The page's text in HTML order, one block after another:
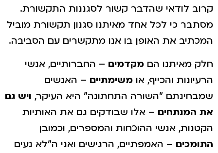
קרוב לודאי שהדבר קשור לסגננות התקשורת.
מסתבר כי לכל אחד מאיתנו סגנון תקשורת מוביל
המכתיב את האופן בו אנו מתקשרים עם הסביבה.
חלק מאיתנו הם מקדמים – החברותיים, אנשי
הרעיונות והכייף, או משימתיים – האנשים
שמבחינתם "השורה התחתונה" היא העיקר, ויש גם
את המנתחים – אלו שבודקים גם את האותיות
הקטנות, אנשי ההוכחות והמספרים, וכמובן
התומכים – האמפתיים, הרגישים ואני ה"לא נעים